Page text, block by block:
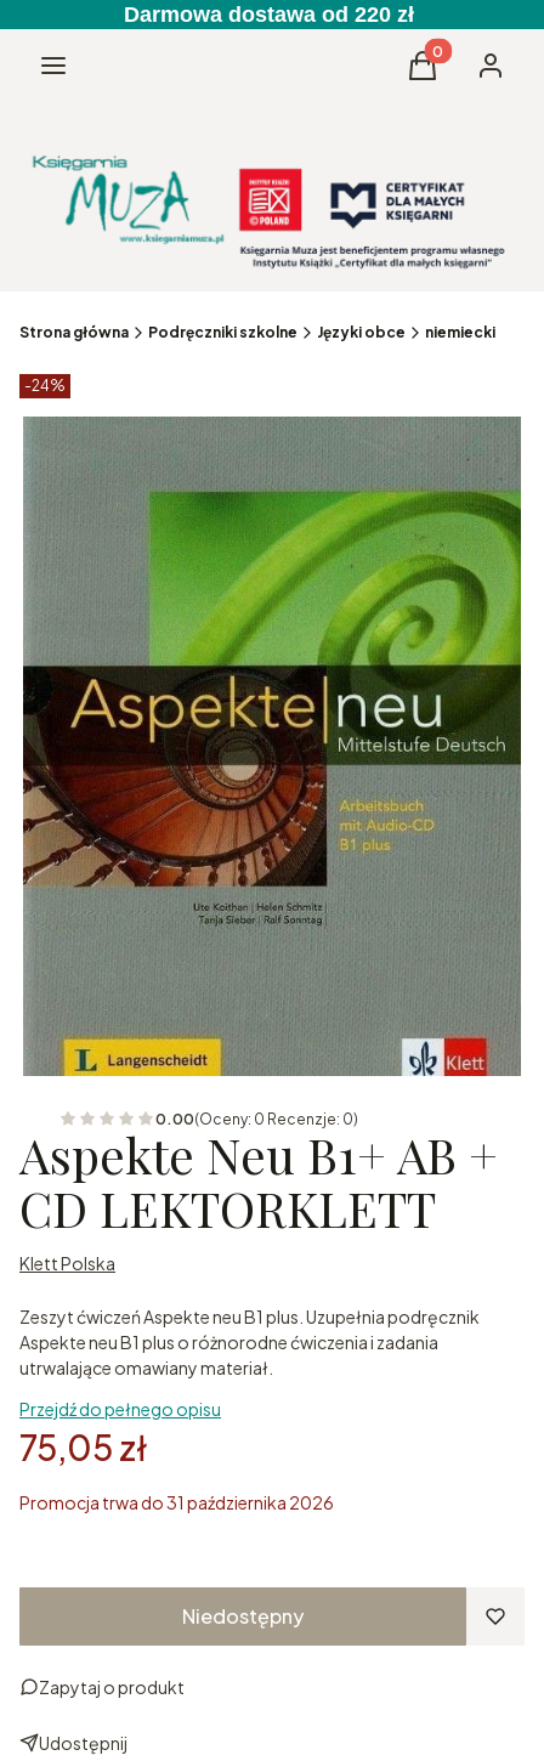
Darmowa dostawa od 220 zł
Menu Produkty w
Koszyk
Strona główna Podręczniki szkolne Języki obce niemiecki
Etykiety produktu
-24%
0.00(Oceny: 0 Recenzje: 0)
Aspekte Neu B1+ AB +
CD LEKTORKLETT
Klett Polska
Zeszyt ćwiczeń Aspekte neu B1 plus. Uzupełnia podręcznik
Aspekte neu B1 plus o różnorodne ćwiczenia i zadania
utrwalające omawiany materiał.
Przejdź do pełnego opisu
75,05 zł
Promocja trwa do 31 października 2026
Niedostępny
Zapytaj o produkt
Udostępnij